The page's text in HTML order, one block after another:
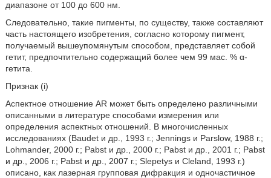
диапазоне от 100 до 600 нм.
Следовательно, такие пигменты, по существу, также составляют
часть настоящего изобретения, согласно которому пигмент,
получаемый вышеупомянутым способом, представляет собой
гетит, предпочтительно содержащий более чем 99 мас. % α-
гетита.
Признак (i)
Аспектное отношение AR может быть определено различными
описанными в литературе способами измерения или
определения аспектных отношений. В многочисленных
исследованиях (Baudet и др., 1993 г.; Jennings и Parslow, 1988 г.;
Lohmander, 2000 г.; Pabst и др., 2000 г.; Pabst и др., 2001 г.; Pabst
и др., 2006 г.; Pabst и др., 2007 г.; Slepetys и Cleland, 1993 г.)
описано, как лазерная групповая дифракция и одночастичное